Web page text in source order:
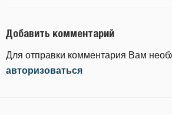
Добавить комментарий
Для отправки комментария Вам
авторизоваться